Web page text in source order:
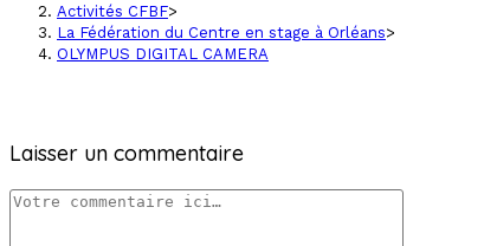
Activités CFBF>
La Fédération du Centre en stage à Orléans>
OLYMPUS DIGITAL CAMERA
Laisser un commentaire